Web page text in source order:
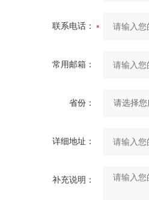
联系电话：
常用邮箱：
省份：
详细地址：
补充说明：